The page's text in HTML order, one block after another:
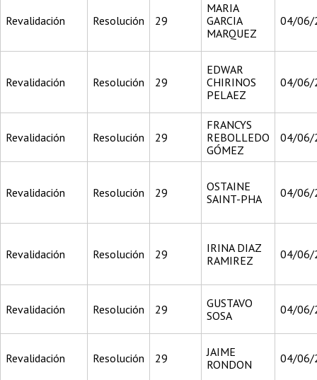
Revalidación Resolución 29
MARIA
GARCIA
MARQUEZ
04/06/
Revalidación Resolución 29
EDWAR
CHIRINOS
PELAEZ
04/06/
Revalidación Resolución 29
FRANCYS
REBOLLEDO
GÓMEZ
04/06/
Revalidación Resolución 29
OSTAINE
SAINT-PHA
04/06/
Revalidación Resolución 29
IRINA DIAZ
RAMIREZ
04/06/
Revalidación Resolución 29
GUSTAVO
SOSA
04/06/
Revalidación Resolución 29
JAIME
RONDON
04/06/